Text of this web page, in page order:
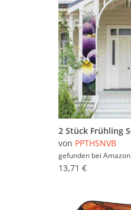
von PPTHSNVB
gefunden bei Amazon
13,71 €